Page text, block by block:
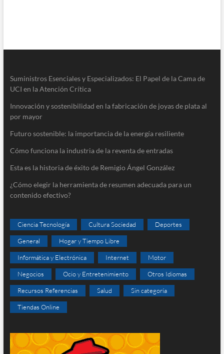
Suministros Esenciales y Especializados: El Papel de la Cama de
UCI en la Atención Crítica
Innovación y sostenibilidad en la fabricación de joyas de plata al
por mayor
Futuro sostenible: la importancia de la energía resiliente
Cómo funciona la industria de la reventa de entradas
Esta es la historia de éxito de Remigio Ángel González
¿Cómo elegir la herramienta de resumen adecuada para un
contenido efectivo?
Ciencia Tecnología Cultura Sociedad Deportes
General Hogar y Tiempo Libre
Informática y Electrónica Internet Motor
Negocios Ocio y Entretenimiento Otros Idiomas
Recursos Referencias Salud Sin categoría
Tiendas Online